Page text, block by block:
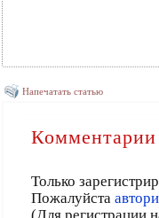
Напечатать статью
Комментарии
Только
Пожалуйста